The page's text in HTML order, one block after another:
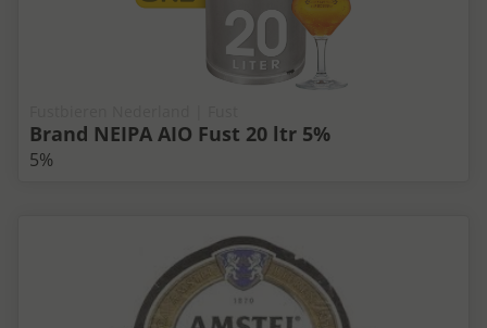
Brand NEIPA AIO Fust 20 ltr 5%
5%